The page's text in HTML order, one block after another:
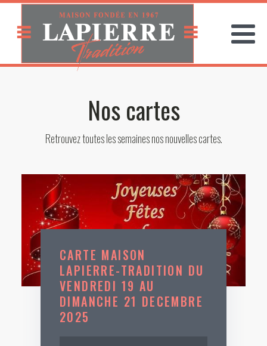
Nos cartes
Retrouvez toutes les semaines nos nouvelles cartes.
CARTE MAISON
LAPIERRE-TRADITION DU
VENDREDI 19 AU
DIMANCHE 21 DECEMBRE
2025